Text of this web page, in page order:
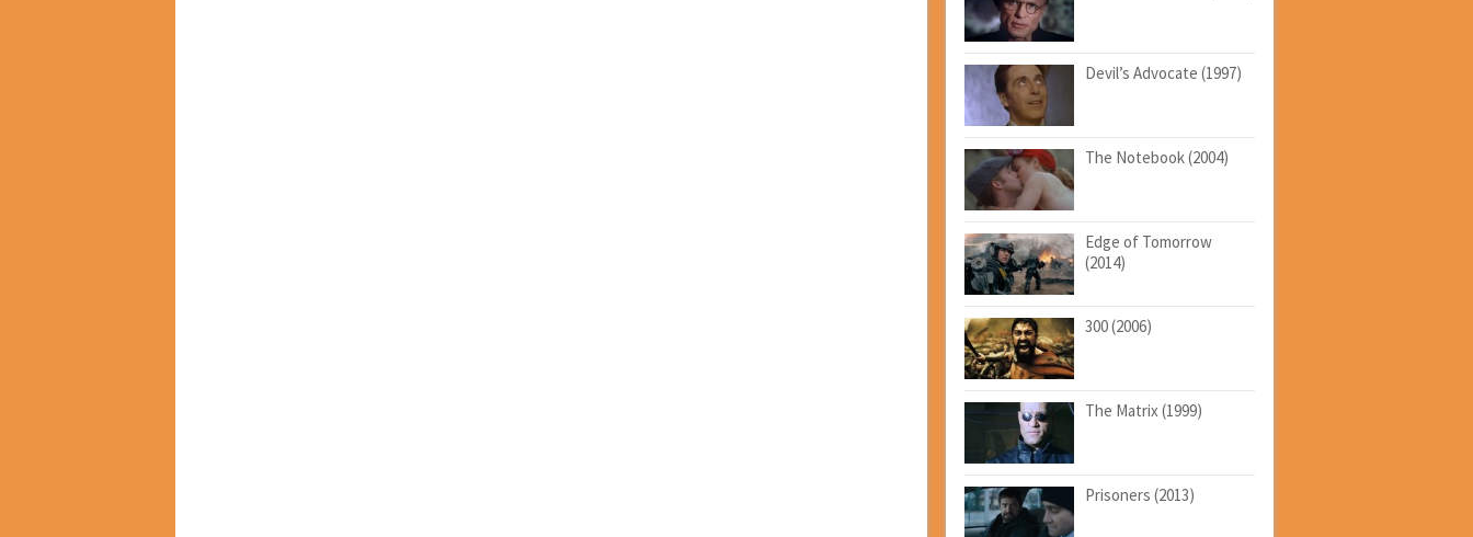
Devil’s Advocate (1997)
The Notebook (2004)
Edge of Tomorrow
(2014)
300 (2006)
The Matrix (1999)
Prisoners (2013)